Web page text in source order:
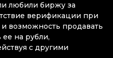
любили биржу за
верификации при
возможность продавать
на рубли,
с другими